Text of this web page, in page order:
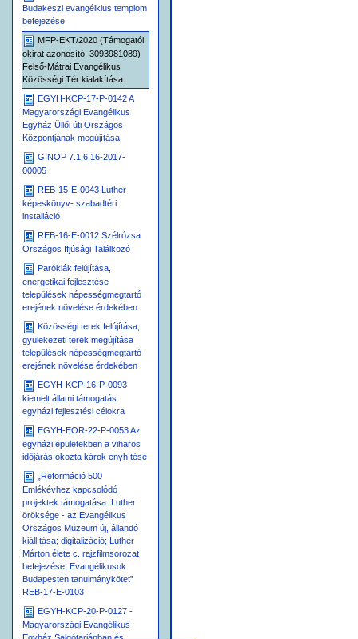
Budakeszi evangélkius templom
befejezése
MFP-EKT/2020 (Támogatói
okirat azonosító: 3093981089)
Felső-Mátrai Evangélikus
Közösségi Tér kialakítása
EGYH-KCP-17-P-0142 A
Magyarországi Evangélikus
Egyház Üllői úti Országos
Központjának megújítása
GINOP 7.1.6.16-2017-
00005
REB-15-E-0043 Luther
képeskönyv- szabadtéri
installáció
REB-16-E-0012 Szélrózsa
Országos Ifjúsági Találkozó
Parókiák felújítása,
energetikai fejlesztése
települések népességmegtartó
erejének növelése érdekében
Közösségi terek felújítása,
gyülekezeti terek megújítása
települések népességmegtartó
erejének növelése érdekében
EGYH-KCP-16-P-0093
kiemelt állami támogatás
egyházi fejlesztési célokra
EGYH-EOR-22-P-0053 Az
egyházi épületekben a viharos
időjárás okozta károk enyhítése
„Reformáció 500
Emlékévhez kapcsolódó
projektek támogatása: Luther
öröksége - az Evangélikus
Országos Múzeum új, állandó
kiállítása; digitalizáció; Luther
Márton élete c. rajzfilmsorozat
befejezése; Evangélikusok
Budapesten tanulmánykötet”
REB-17-E-0103
EGYH-KCP-20-P-0127 -
Magyarországi Evangélikus